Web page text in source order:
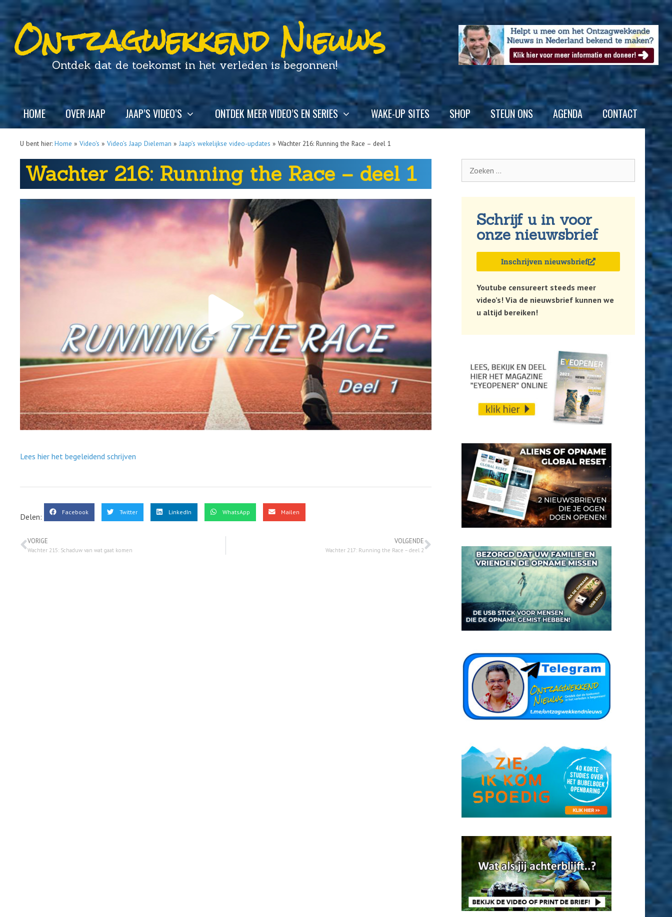
Ontzagwekkend Nieuws
Ontdek dat de toekomst in het verleden is begonnen!
HOME OVER JAAP JAAP’S VIDEO’S ONTDEK MEER VIDEO’S EN SERIES WAKE-UP SITES SHOP STEUN ONS AGENDA CONTACT
U bent hier: Home » Video's » Video’s Jaap Dieleman » Jaap’s wekelijkse video-updates » Wachter 216: Running the Race – deel 1
Wachter 216: Running the Race – deel 1
Lees hier het begeleidend schrijven
Delen: Facebook Twitter LinkedIn WhatsApp Mailen
VORIGE
Wachter 215: Schaduw van wat gaat komen
VOLGENDE
Wachter 217: Running the Race – deel 2
Schrijf u in voor
onze nieuwsbrief
Inschrijven nieuwsbrief
Youtube censureert steeds meer
video’s! Via de nieuwsbrief kunnen we
u altijd bereiken!